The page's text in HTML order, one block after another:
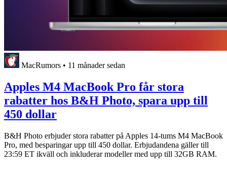
MacRumors • 11 månader sedan
Apples M4 MacBook Pro får stora
rabatter hos B&H Photo, spara upp till
450 dollar
B&H Photo erbjuder stora rabatter på Apples 14-tums M4 MacBook
Pro, med besparingar upp till 450 dollar. Erbjudandena gäller till
23:59 ET ikväll och inkluderar modeller med upp till 32GB RAM.